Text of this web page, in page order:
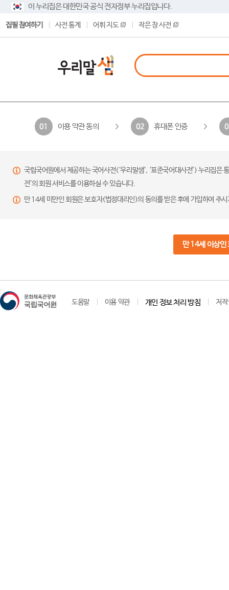
이 누리집은 대한민국 공식 전자정부 누리집입니다.
집필 참여하기 사전 통계 어휘 지도 작은 창 사전
01 이용 약관 동의 02 휴대폰 인증
국립국어원에서 제공하는 국어사전(‘우리말샘’, ‘표준국어대사전’) 누리집
전’의 회원 서비스를 이용하실 수 있습니다.
만 14세 미만인 회원은 보호자(법정대리인)의 동의를 받은 후에 가입하여 주
만 14세 이상인
도움말 이용 약관 개인 정보 처리 방침 저